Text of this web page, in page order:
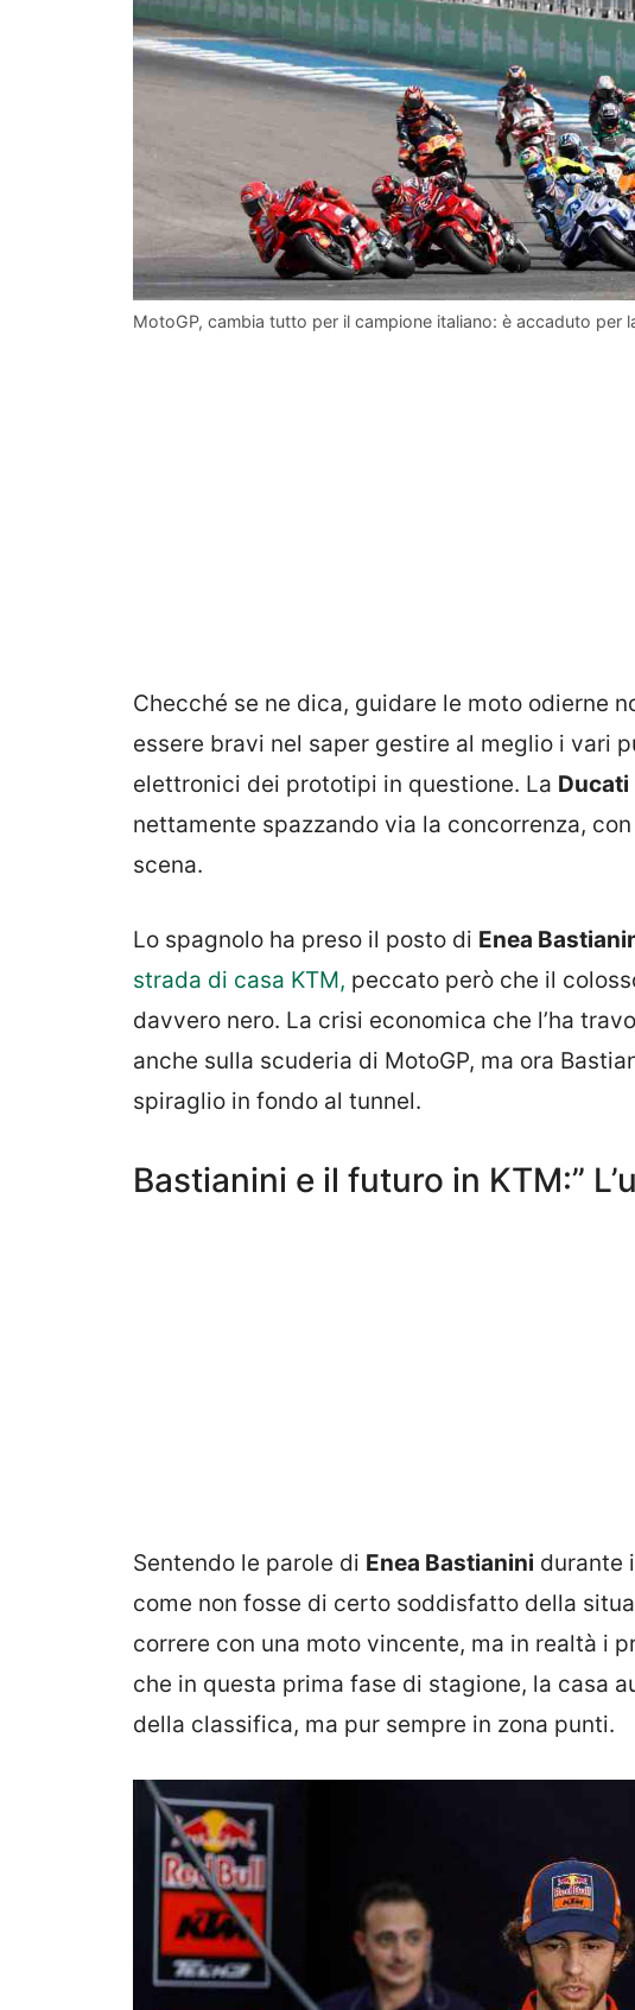
MotoGP, cambia tutto per il campione italiano: è accaduto per
Checché se ne dica, guidare le moto odierne
essere bravi nel saper gestire al meglio i vari
elettronici dei prototipi in questione. La Ducati
nettamente spazzando via la concorrenza, con
scena.
Lo spagnolo ha preso il posto di Enea
strada di casa KTM, peccato però che il
davvero nero. La crisi economica che l’ha
anche sulla scuderia di MotoGP, ma ora
spiraglio in fondo al tunnel.
Bastianini e il futuro in KTM:”
Sentendo le parole di Enea Bastianini durante
come non fosse di certo soddisfatto della
correre con una moto vincente, ma in realtà i
che in questa prima fase di stagione, la casa
della classifica, ma pur sempre in zona punti.